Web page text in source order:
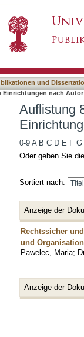
und
Einrichtungen nach Autor
Auflistung
0-9 A B C D E F G
Oder geben Sie
Sortiert nach:
Anzeige der
Rechtssicher
und
Pawelec, Maria;
Anzeige der